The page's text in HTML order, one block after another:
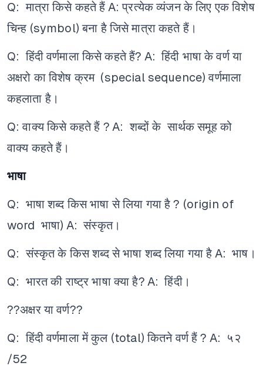
Q: मात्रा किसे कहते हैं A: प्रत्येक व्यंजन के लिए एक विशेष
चिन्ह (symbol) बना है जिसे मात्रा कहते हैं।
Q: हिंदी वर्णमाला किसे कहते हैं? A: हिंदी भाषा के वर्ण या
अक्षरो का विशेष क्रम (special sequence) वर्णमाला
कहलाता है।
Q: वाक्य किसे कहते हैं ? A: शब्दों के सार्थक समूह को
वाक्य कहते हैं।
भाषा
Q: भाषा शब्द किस भाषा से लिया गया है ? (origin of
word भाषा) A: संस्कृत।
Q: संस्कृत के किस शब्द से भाषा शब्द लिया गया है A: भाष।
Q: भारत की राष्ट्र भाषा क्या है? A: हिंदी।
??अक्षर या वर्ण??
Q: हिंदी वर्णमाला में कुल (total) कितने वर्ण हैं ? A: ५२
/52